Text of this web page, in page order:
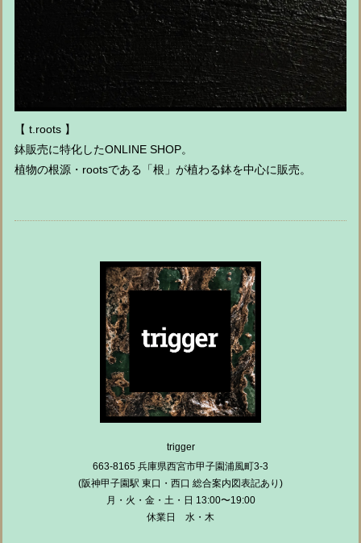
【 t.roots 】
鉢販売に特化したONLINE SHOP。
植物の根源・rootsである「根」が植わる鉢を中心に販売。
trigger
663-8165 兵庫県西宮市甲子園浦風町3-3
(阪神甲子園駅 東口・西口 総合案内図表記あり)
月・火・金・土・日 13:00〜19:00
休業日 水・木